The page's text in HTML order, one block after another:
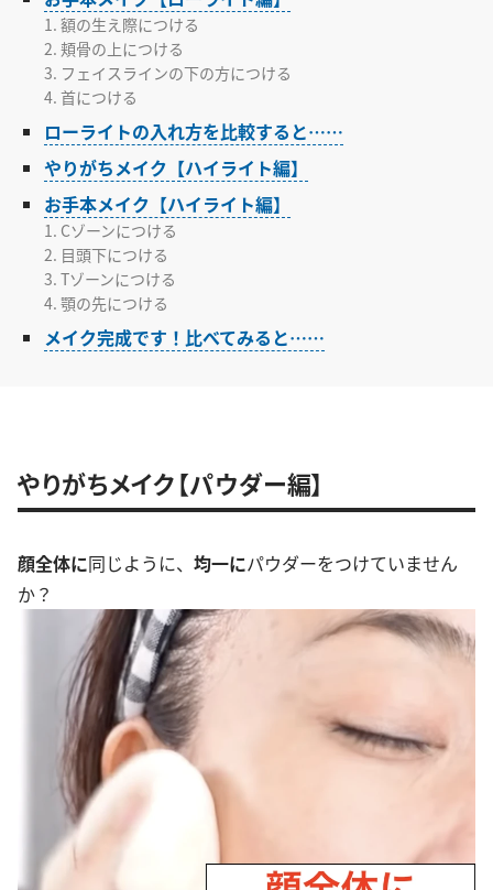
1. 額の生え際につける
2. 頬骨の上につける
3. フェイスラインの下の方につける
4. 首につける
ローライトの入れ方を比較すると……
やりがちメイク【ハイライト編】
お手本メイク【ハイライト編】
1. Cゾーンにつける
2. 目頭下につける
3. Tゾーンにつける
4. 顎の先につける
メイク完成です！比べてみると……
やりがちメイク【パウダー編】
顔全体に同じように、 均一にパウダーをつけていません
か？